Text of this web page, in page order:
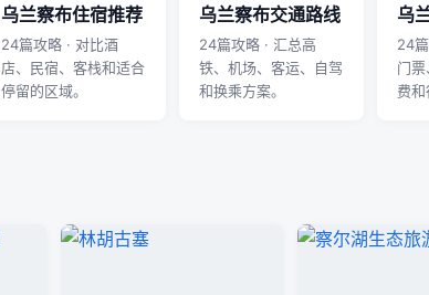
乌兰察布住宿推荐
24篇攻略 · 对比酒
店、民宿、客栈和适合
停留的区域。
乌兰察布交通路线
24篇攻略 · 汇总高
铁、机场、客运、自驾
和换乘方案。
乌
24
门
费和